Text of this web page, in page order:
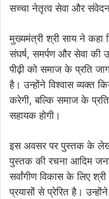
सच्चा नेतृत्व सेवा और
मुख्यमंत्री श्री साय ने
संघर्ष, समर्पण और सेवा की
पीढ़ी को समाज के प्रति
है। उन्होंने विश्वास व्यक्त
करेगी, बल्कि समाज के
सहायक होगी।
इस अवसर पर पुस्तक के
पुस्तक की रचना आदिम
सर्वांगीण विकास के लिए श्री
प्रयासों से प्रेरित है।